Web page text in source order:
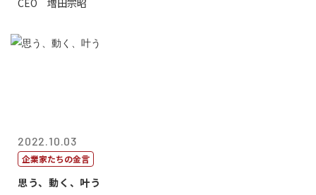
CEO 増田宗昭
2022.10.03
企業家たちの金言
思う、動く、叶う